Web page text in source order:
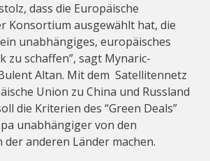
dass die Europäische
Konsortium ausgewählt hat, die
unabhängiges, europäisches
zu schaffen”, sagt Mynaric-
Altan. Mit dem Satellitennetz
Union zu China und Russland
die Kriterien des “Green Deals”
unabhängiger von den
anderen Länder machen.